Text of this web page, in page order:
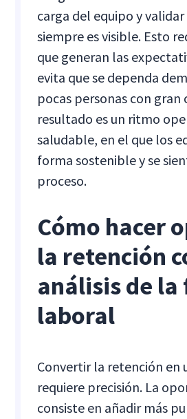
carga del equipo y
siempre es visible. Esto
que generan las
evita que se dependa
pocas personas con gran
resultado es un ritmo
saludable, en el que los
forma sostenible y se
proceso.
Cómo hacer
la retención
análisis de la
laboral
Convertir la retención en
requiere precisión. La
consiste en añadir más